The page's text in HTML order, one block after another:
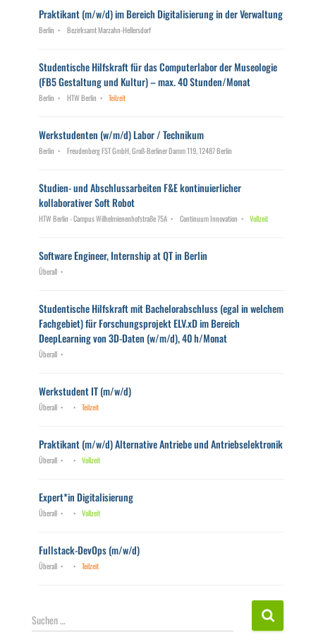
Praktikant (m/w/d) im Bereich Digitalisierung in der Verwaltung
Berlin Bezirksamt Marzahn-Hellersdorf
Studentische Hilfskraft für das Computerlabor der Museologie
(FB5 Gestaltung und Kultur) – max. 40 Stunden/Monat
Berlin HTW Berlin Teilzeit
Werkstudenten (w/m/d) Labor / Technikum
Berlin Freudenberg FST GmbH, Groß-Berliner Damm 119, 12487 Berlin
Studien- und Abschlussarbeiten F&E kontinuierlicher
kollaborativer Soft Robot
HTW Berlin - Campus Wilhelmienenhofstraße 75A Continuum Innovation Vollzeit
Software Engineer, Internship at QT in Berlin
Überall
Studentische Hilfskraft mit Bachelorabschluss (egal in welchem
Fachgebiet) für Forschungsprojekt ELV.xD im Bereich
DeepLearning von 3D-Daten (w/m/d), 40 h/Monat
Überall
Werkstudent IT (m/w/d)
Überall Teilzeit
Praktikant (m/w/d) Alternative Antriebe und Antriebselektronik
Überall Vollzeit
Expert*in Digitalisierung
Überall Vollzeit
Fullstack-DevOps (m/w/d)
Überall Teilzeit
S
u
Suchen …